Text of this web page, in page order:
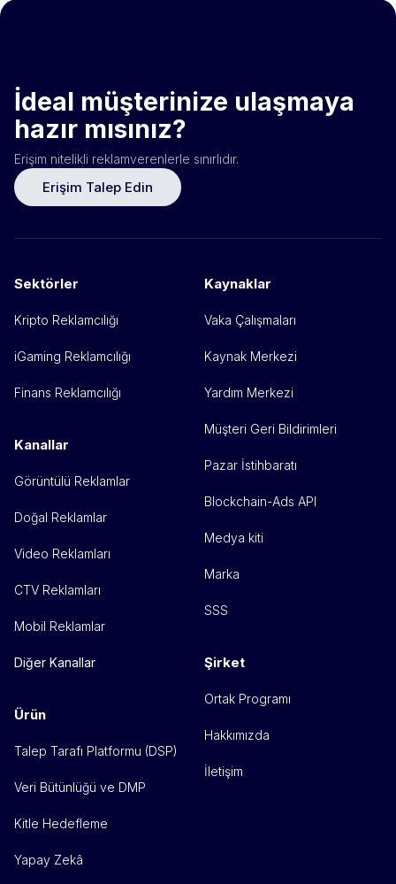
İdeal müşterinize ulaşmaya
hazır mısınız?
Erişim nitelikli reklamverenlerle sınırlıdır.
Erişim Talep Edin
Sektörler
Kripto Reklamcılığı
iGaming Reklamcılığı
Finans Reklamcılığı
Kanallar
Görüntülü Reklamlar
Doğal Reklamlar
Video Reklamları
CTV Reklamları
Mobil Reklamlar
Diğer Kanallar
Ürün
Talep Tarafı Platformu (DSP)
Veri Bütünlüğü ve DMP
Kitle Hedefleme
Yapay Zekâ
Kaynaklar
Vaka Çalışmaları
Kaynak Merkezi
Yardım Merkezi
Müşteri Geri Bildirimleri
Pazar İstihbaratı
Blockchain-Ads API
Medya kiti
Marka
SSS
Şirket
Ortak Programı
Hakkımızda
İletişim